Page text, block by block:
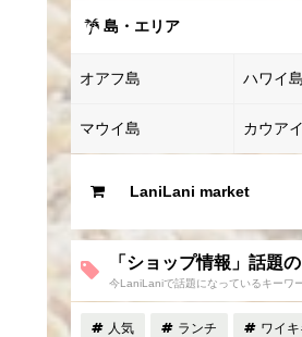
島・エリア
オアフ島 ハワイ島
マウイ島 カウア
LaniLani market
「ショップ情報」話題
今LaniLaniで話題になっているキーワ
人気 ランチ ワイキ